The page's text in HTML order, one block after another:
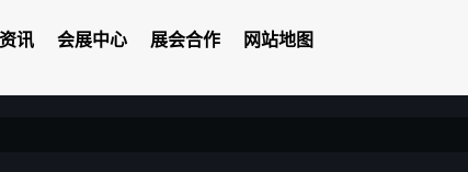
讯 会展中心 展会合作 网站地图